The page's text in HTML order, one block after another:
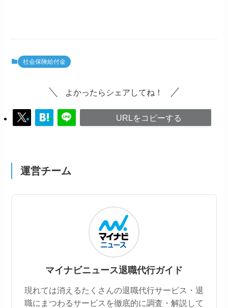
社会保険給付金
よかったらシェアしてね！
URLをコピーする
運営チーム
マイナビニュース退職代行ガイド
現れては消えるたくさんの退職代行サービス・退
職にまつわるサービスを徹底的に調査・解説して